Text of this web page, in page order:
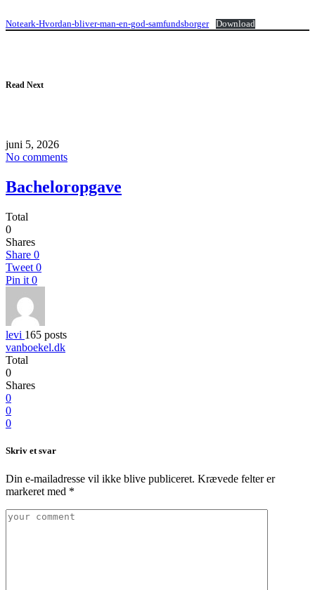
Noteark-Hvordan-bliver-man-en-god-samfundsborger Download
Read Next
juni 5, 2026
No comments
Bacheloropgave
Total
0
Shares
Share 0
Tweet 0
Pin it 0
levi 165 posts
vanboekel.dk
Total
0
Shares
0
0
0
Skriv et svar
Din e-mailadresse vil ikke blive publiceret. Krævede felter er
markeret med *